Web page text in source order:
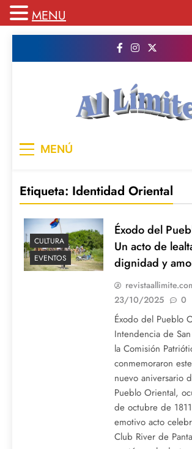
publicamos todo el
MENÚ
Etiqueta: Identidad Oriental
CULTURA
EVENTOS
Éxodo del
Un acto de
dignidad y
23/10/2025
0
Éxodo del Pueblo
Intendencia de
la Comisión
conmemoraron
nuevo aniversario
Pueblo Oriental,
de octubre de
emotivo acto
Club River de
MENU